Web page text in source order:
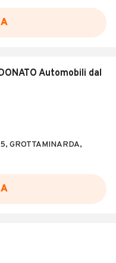
Automobili dal
GROTTAMINARDA,